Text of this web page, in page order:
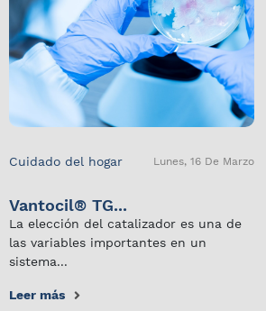
Cuidado del hogar Lunes, 16 De Marzo
Vantocil® TG...
La elección del catalizador es una de
las variables importantes en un
sistema...
Leer más